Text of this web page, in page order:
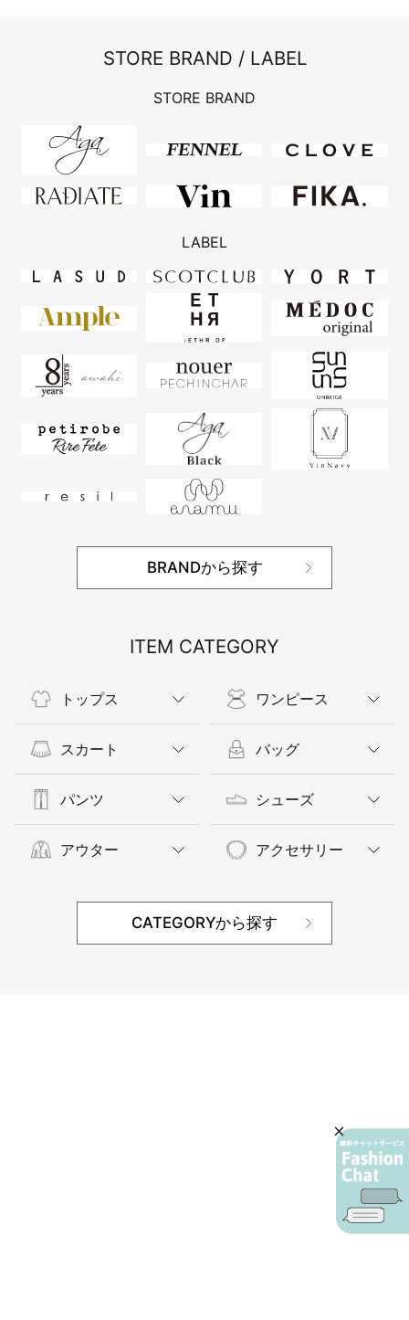
STORE BRAND / LABEL
STORE BRAND
LABEL
BRANDから探す
ITEM CATEGORY
トップス
スカート
パンツ
アウター
ワンピース
バッグ
シューズ
アクセサリー
CATEGORYから探す